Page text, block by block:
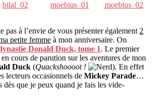
bilal_02 moebius_01 moebius_02
pas à l’envie de vous présenter également2
petite femme à mon anniversaire. On
Donald Duck, tome 1. Le premier
cours de parution sur les aventures de mon
Duck (Quackshoooot !
). En effet
lecteurs occasionnels de Mickey Parade…
dès que je peux quand je fais les vide-